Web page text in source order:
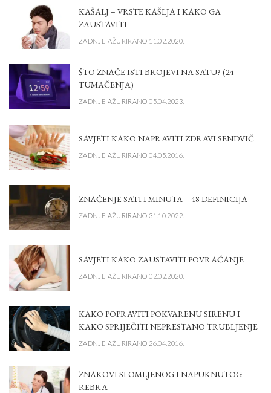
KAŠALJ – VRSTE KAŠLJA I KAKO GA
ZAUSTAVITI
ZADNJE AŽURIRANO 11.02.2020.
ŠTO ZNAČE ISTI BROJEVI NA SATU? (24
TUMAČENJA)
ZADNJE AŽURIRANO 05.04.2023.
SAVJETI KAKO NAPRAVITI ZDRAVI SENDVIČ
ZADNJE AŽURIRANO 04.05.2016.
ZNAČENJE SATI I MINUTA – 48 DEFINICIJA
ZADNJE AŽURIRANO 31.10.2022.
SAVJETI KAKO ZAUSTAVITI POVRAĆANJE
ZADNJE AŽURIRANO 02.02.2020.
KAKO POPRAVITI POKVARENU SIRENU I
KAKO SPRIJEČITI NEPRESTANO TRUBLJENJE
ZADNJE AŽURIRANO 26.04.2016.
ZNAKOVI SLOMLJENOG I NAPUKNUTOG
REBRA